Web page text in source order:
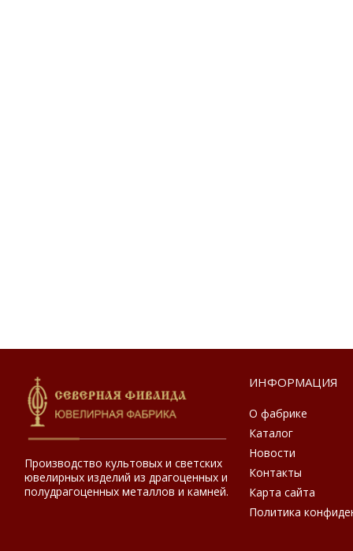
Производство культовых и светских
ювелирных изделий из драгоценных и
полудрагоценных металлов и камней.
ИНФОРМАЦИЯ
О фабрике
Каталог
Новости
Контакты
Карта сайта
Политика